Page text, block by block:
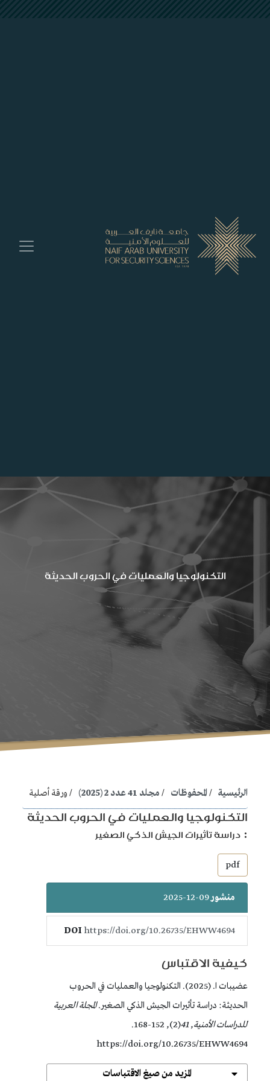
التكنولوجيا والعمليات في الحروب الحديثة
الرئيسية المحفوظات مجلد 41 عدد 2 (2025)
التكنولوجيا والعمليات في الحروب الحديثة
: دراسة تأثيرات الجيش الذكي الصغير
##plugins.themes.bootstrap3.article.sidebar##
pdf
منشور09-12-2025
DOI https://doi.org/10.26735/EHWW4694
كيفية الاقتباس
عضيبات ا. (2025). التكنولوجيا والعمليات في الحروب
الحديثة: دراسة تأثيرات الجيش الذكي الصغير.المجلة العربية
للدراسات الأمنية,
41
(2), 152-168.
https://doi.org/10.26735/EHWW4694
المزيد من صيغ الاقتباسات